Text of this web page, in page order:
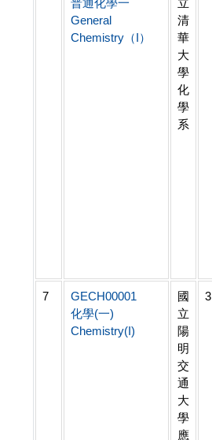
普通化學一
General
Chemistry（I）
立
清
華
大
學
化
學
系
7
GECH00001
化學(一)
Chemistry(I)
國
立
陽
明
交
通
大
學
應
3